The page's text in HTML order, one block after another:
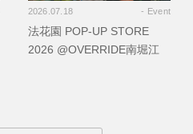
2026.07.18 - Event
法花園 POP-UP STORE
2026 @OVERRIDE南堀江